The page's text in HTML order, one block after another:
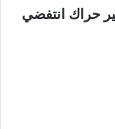
حراك انتفضي